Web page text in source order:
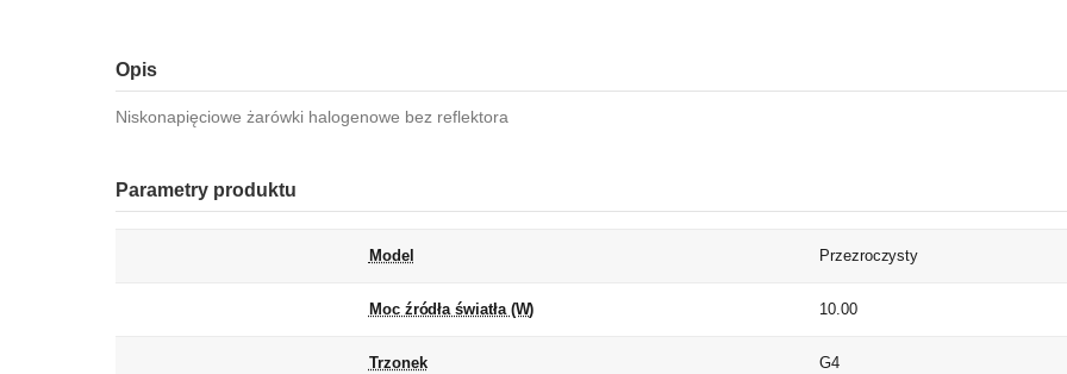
Opis
Niskonapięciowe żarówki halogenowe bez reflektora
Parametry produktu
Model Przezroczysty
Moc źródła światła (W) 10.00
Trzonek G4